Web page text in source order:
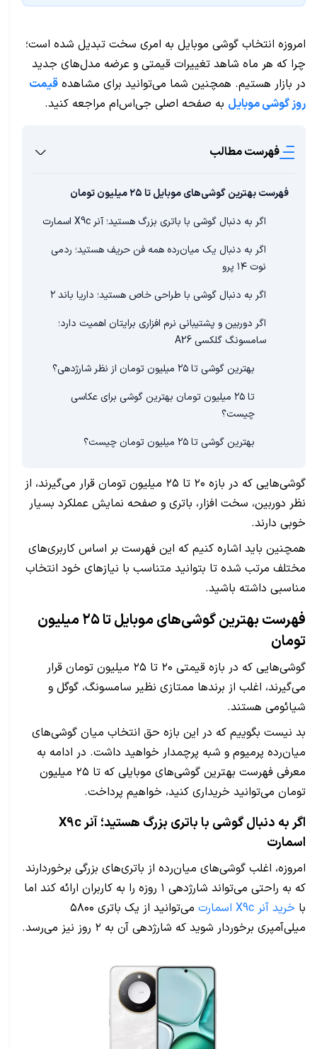
امروزه انتخاب گوشی موبایل به امری سخت تبدیل شده است؛
چرا که هر ماه شاهد تغییرات قیمتی و عرضه مدل‌های جدید
در بازار هستیم. همچنین شما می‌توانید برای مشاهده قیمت
روز گوشی موبایل به صفحه اصلی جی‌اس‌ام مراجعه کنید.
فهرست مطالب
فهرست بهترین گوشی‌های موبایل تا ۲۵ میلیون تومان
اگر به دنبال گوشی با باتری بزرگ هستید؛ آنر X9c اسمارت
اگر به دنبال یک میان‌رده همه فن حریف هستید؛ ردمی
نوت ۱۴ پرو
اگر به دنبال گوشی با طراحی خاص هستید؛ داریا باند ۲
اگر دوربین و پشتیبانی نرم افزاری برایتان اهمیت دارد؛
سامسونگ گلکسی A26
بهترین گوشی تا ۲۵ میلیون تومان از نظر شارژدهی؟
تا ۲۵ میلیون تومان بهترین گوشی برای عکاسی
چیست؟
بهترین گوشی تا ۲۵ میلیون تومان چیست؟
گوشی‌هایی که در بازه ۲۰ تا ۲۵ میلیون تومان قرار می‌گیرند، از
نظر دوربین، سخت افزار، باتری و صفحه نمایش عملکرد بسیار
خوبی دارند.
همچنین باید اشاره کنیم که این فهرست بر اساس کاربری‌های
مختلف مرتب شده تا بتوانید متناسب با نیازهای خود انتخاب
مناسبی داشته باشید.
فهرست بهترین گوشی‌های موبایل تا ۲۵ میلیون
تومان
گوشی‌هایی که در بازه قیمتی ۲۰ تا ۲۵ میلیون تومان قرار
می‌گیرند، اغلب از برندها ممتازی نظیر سامسونگ، گوگل و
شیائومی هستند.
بد نیست بگوییم که در این بازه حق انتخاب میان گوشی‌های
میان‌رده پرمیوم و شبه پرچمدار خواهید داشت. در ادامه به
معرفی فهرست بهترین گوشی‌های موبایلی که تا ۲۵ میلیون
تومان می‌توانید خریداری کنید، خواهیم پرداخت.
اگر به دنبال گوشی با باتری بزرگ هستید؛ آنر X9c
اسمارت
امروزه، اغلب گوشی‌های میان‌رده از باتری‌های بزرگی برخوردارند
که به راحتی می‌تواند شارژدهی ۱ روزه را به کاربران ارائه کند اما
با خرید آنر X9c اسمارت
می‌توانید از یک باتری ۵۸۰۰
میلی‌آمپری برخوردار شوید که شارژدهی آن به ۲ روز نیز می‌رسد.